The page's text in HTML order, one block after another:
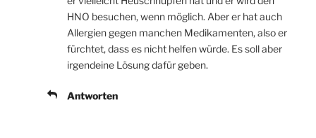
HNO besuchen, wenn möglich. Aber er hat auch
Allergien gegen manchen Medikamenten, also er
fürchtet, dass es nicht helfen würde. Es soll aber
irgendeine Lösung dafür geben.
Antworten